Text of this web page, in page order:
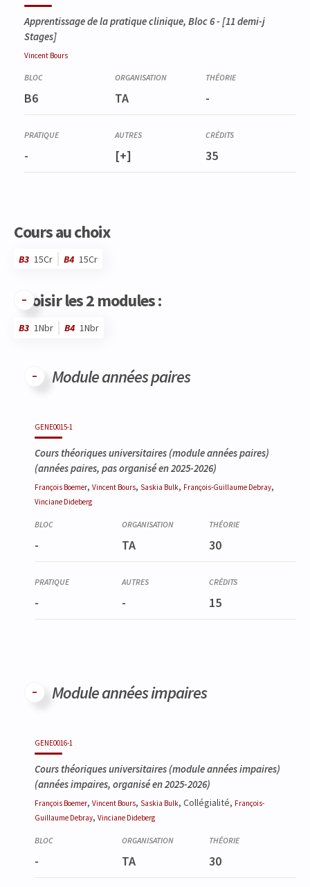
Apprentissage de la pratique clinique, Bloc 6- [11 demi-j
Stages]
Vincent Bours
B6 TA -
- [+] 35
Cours au choix
B3 15Cr B4 15Cr
Choisir les 2 modules :
B3 1Nbr B4 1Nbr
Module années paires
GENE0015-1
Cours théoriques universitaires (module années paires)
(années paires, pas organisé en 2025-2026)
François Boemer, Vincent Bours, Saskia Bulk, François-Guillaume Debray,
Vinciane Dideberg
- TA 30
- - 15
Module années impaires
GENE0016-1
Cours théoriques universitaires (module années impaires)
(années impaires, organisé en 2025-2026)
François Boemer, Vincent Bours, Saskia Bulk, Collégialité, François-
Guillaume Debray, Vinciane Dideberg
- TA 30